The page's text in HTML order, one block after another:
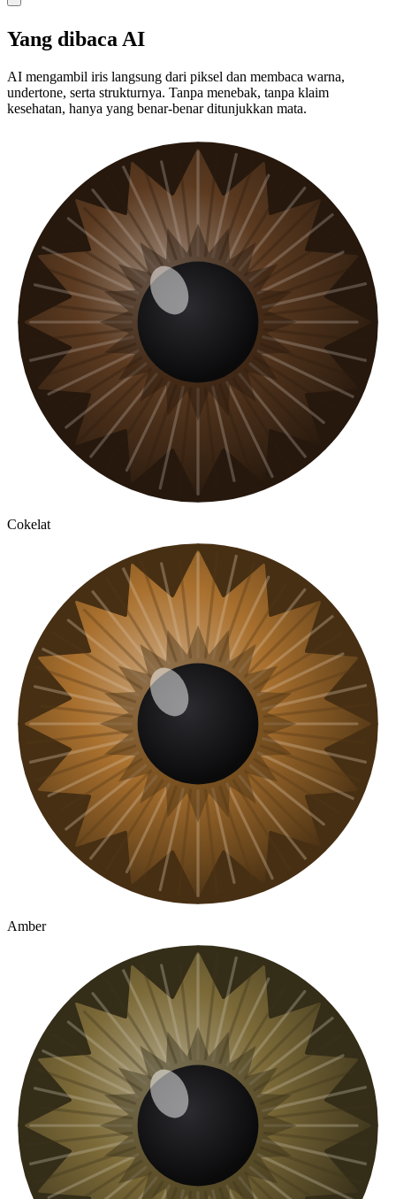
Yang dibaca AI
AI mengambil iris langsung dari piksel dan membaca warna,
undertone, serta strukturnya. Tanpa menebak, tanpa klaim
kesehatan, hanya yang benar-benar ditunjukkan mata.
Cokelat
Amber